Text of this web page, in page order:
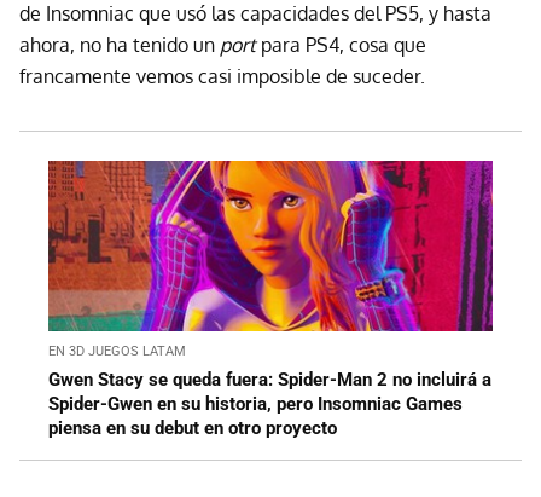
de Insomniac que usó las capacidades del PS5, y hasta
ahora, no ha tenido un portpara PS4, cosa que
francamente vemos casi imposible de suceder.
EN 3D JUEGOS LATAM
Gwen Stacy se queda fuera: Spider-Man 2 no incluirá a
Spider-Gwen en su historia, pero Insomniac Games
piensa en su debut en otro proyecto